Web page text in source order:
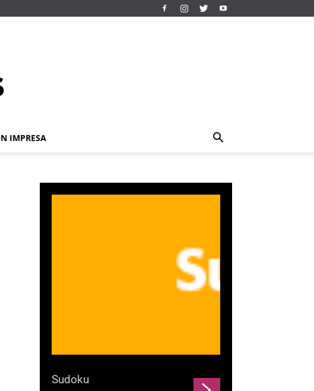
IMPRESA
Sudoku